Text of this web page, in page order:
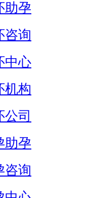
助孕
咨询
中心
机构
司
助孕
咨询